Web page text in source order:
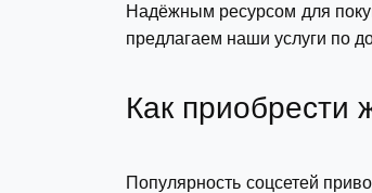
Надёжным ресурсом для
предлагаем наши услуги по
Как приобрести
Популярность соцсетей